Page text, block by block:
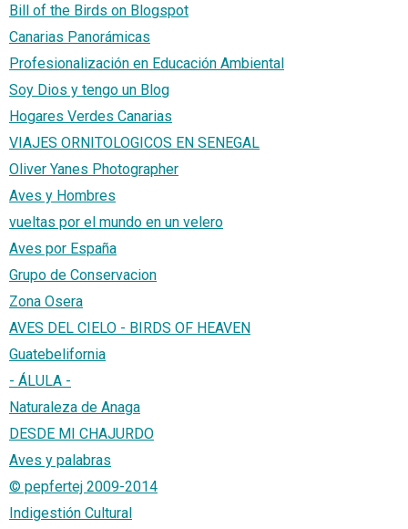
Bill of the Birds on Blogspot
Canarias Panorámicas
Profesionalización en Educación Ambiental
Soy Dios y tengo un Blog
Hogares Verdes Canarias
VIAJES ORNITOLOGICOS EN SENEGAL
Oliver Yanes Photographer
Aves y Hombres
vueltas por el mundo en un velero
Aves por España
Grupo de Conservacion
Zona Osera
AVES DEL CIELO - BIRDS OF HEAVEN
Guatebelifornia
- ÁLULA -
Naturaleza de Anaga
DESDE MI CHAJURDO
Aves y palabras
© pepfertej 2009-2014
Indigestión Cultural